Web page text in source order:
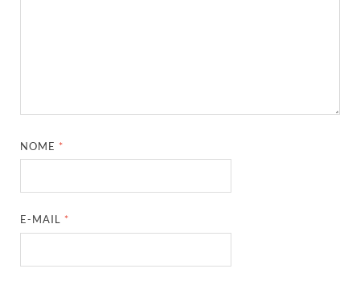
NOME *
E-MAIL *